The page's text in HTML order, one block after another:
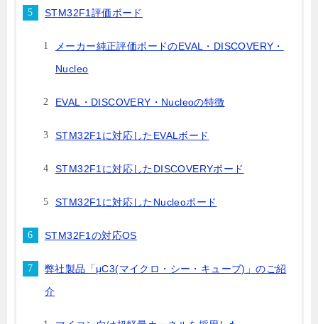
STM32F1評価ボード
メーカー純正評価ボードのEVAL・DISCOVERY・
Nucleo
EVAL・DISCOVERY・Nucleoの特徴
STM32F1に対応したEVALボード
STM32F1に対応したDISCOVERYボード
STM32F1に対応したNucleoボード
STM32F1の対応OS
弊社製品「μC3(マイクロ・シー・キューブ)」のご紹
介